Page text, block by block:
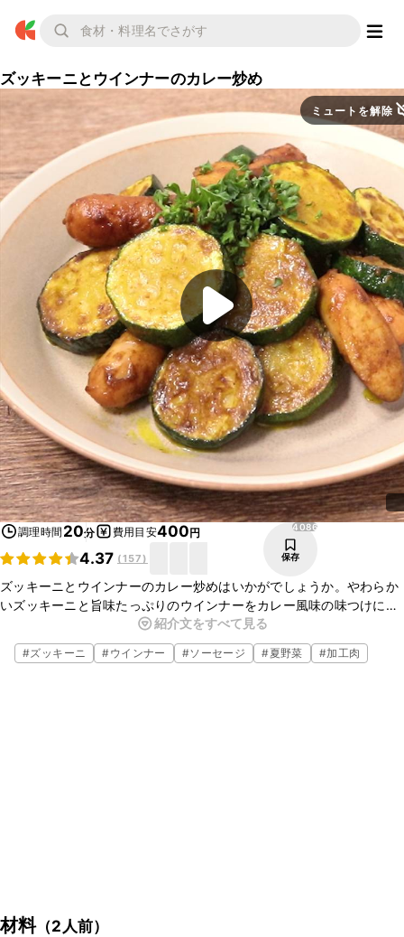
ズッキーニとウインナーのカレー炒め
ミュートを解除
調理時間 20分 費用目安400円
4.37 (157)
4086
保存
ズッキーニとウインナーのカレー炒めはいかがでしょうか。やわらか
いズッキーニと旨味たっぷりのウインナーをカレー風味の味つけにす
ると、ごはんのおかずやお酒のおつまみにぴったりですよ。ぜひお試
しくださいね。
紹介文をすべて見る
#ズッキーニ #ウインナー #ソーセージ #夏野菜 #加工肉
材料（2人前）